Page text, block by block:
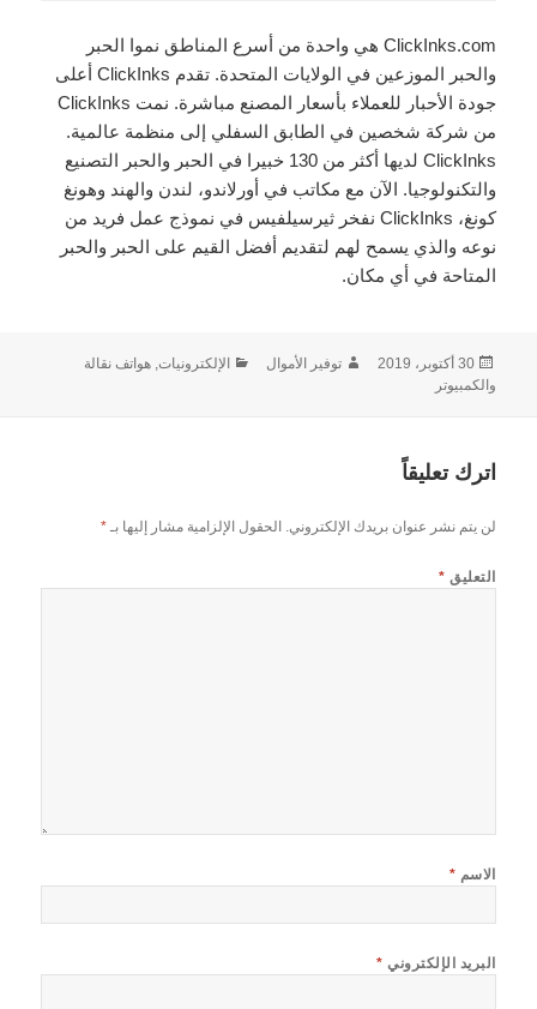
ClickInks.com هي واحدة من أسرع المناطق نموا الحبر
والحبر الموزعين في الولايات المتحدة. تقدم ClickInks أعلى
جودة الأحبار للعملاء بأسعار المصنع مباشرة. نمت ClickInks
من شركة شخصين في الطابق السفلي إلى منظمة عالمية.
ClickInks لديها أكثر من 130 خبيرا في الحبر والحبر التصنيع
والتكنولوجيا. الآن مع مكاتب في أورلاندو، لندن والهند وهونغ
كونغ، ClickInks نفخر ثيرسيلفيس في نموذج عمل فريد من
نوعه والذي يسمح لهم لتقديم أفضل القيم على الحبر والحبر
المتاحة في أي مكان.
نُشرت
في
30 أكتوبر، 2019 الكاتب
توفير الأموال التصنيفات
الإلكترونيات, هواتف نقالة
والكمبيوتر
اترك تعليقاً
لن يتم نشر عنوان بريدك الإلكتروني. الحقول الإلزامية مشار إليها بـ*
التعليق *
الاسم *
البريد الإلكتروني *